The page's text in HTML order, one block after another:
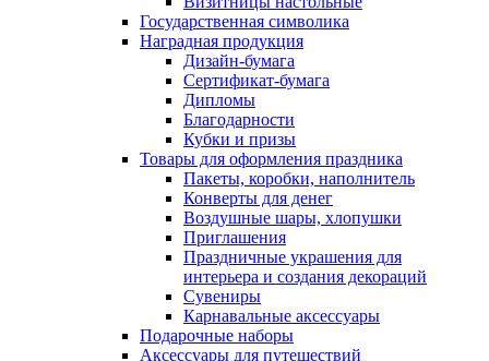
Государственная символика
Наградная продукция
Дизайн-бумага
Сертификат-бумага
Дипломы
Благодарности
Кубки и призы
Товары для оформления праздника
Пакеты, коробки, наполнитель
Конверты для денег
Воздушные шары, хлопушки
Приглашения
Праздничные украшения для
интерьера и создания декораций
Сувениры
Карнавальные аксессуары
Подарочные наборы
Аксессуары для путешествий